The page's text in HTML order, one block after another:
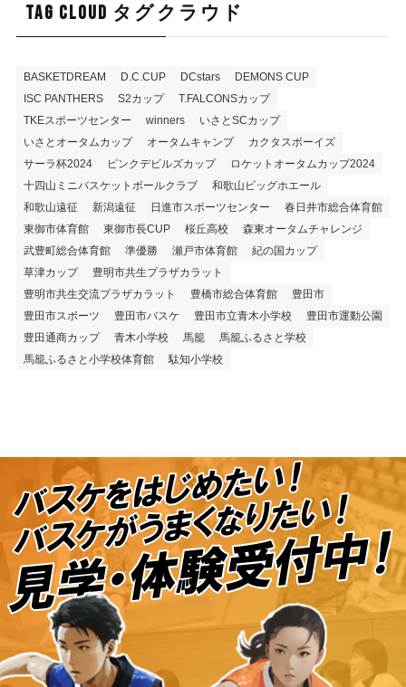
TAG CLOUD タグクラウド
BASKETDREAM D.C.CUP DCstars
DEMONS CUP
ISC PANTHERS
S2カップ
T.FALCONSカップ
TKEスポーツセンター
winners
いさとSCカップ
いさとオータムカップ
オータムキャンプ
カクタスボーイズ
サーラ杯2024
ピンクデビルズカップ
ロケットオータムカップ2024
十四山ミニバスケットボールクラブ
和歌山ビッグホエール
和歌山遠征
新潟遠征 日進市スポーツセンター
春日井市総合体育館
東御市体育館
東御市長CUP 桜丘高校
森東オータムチャレンジ
武豊町総合体育館
準優勝 瀬戸市体育館
紀の国カップ
草津カップ
豊明市共生プラザカラット
豊明市共生交流プラザカラット
豊橋市総合体育館
豊田市
豊田市スポーツ
豊田市バスケ 豊田市立青木小学校
豊田市運動公園
豊田通商カップ
青木小学校 馬籠
馬籠ふるさと学校
馬籠ふるさと小学校体育館
駄知小学校